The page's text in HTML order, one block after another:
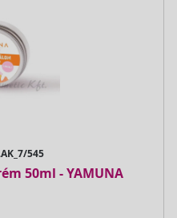
545
50ml - YAMUNA